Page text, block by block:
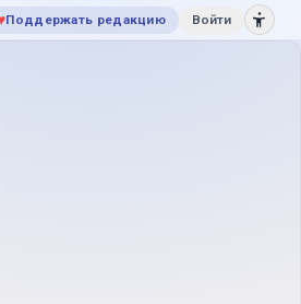
Поддержать редакцию Войти